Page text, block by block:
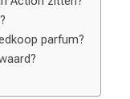
parfum?